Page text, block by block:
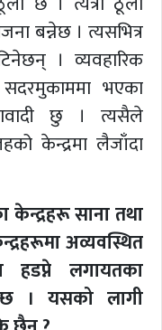
बन्नेछ । त्यसभित्र
। व्यवहारिक
भएका
छु । त्यसैले
केन्द्रमा लैजाँदा
साना तथा
अव्यवस्थित
हडप्ने लगायतका
। यसको लागी